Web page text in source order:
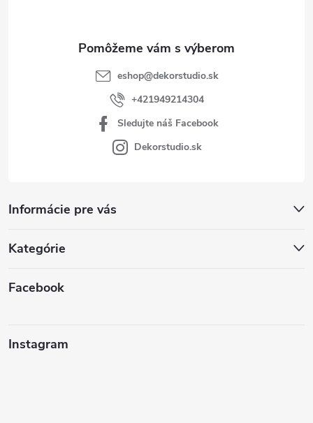
Informácie pre vás
Kategórie
Facebook
Instagram
eshop@dekorstudio.sk
+421949214304
Sledujte náš Facebook
Dekorstudio.sk